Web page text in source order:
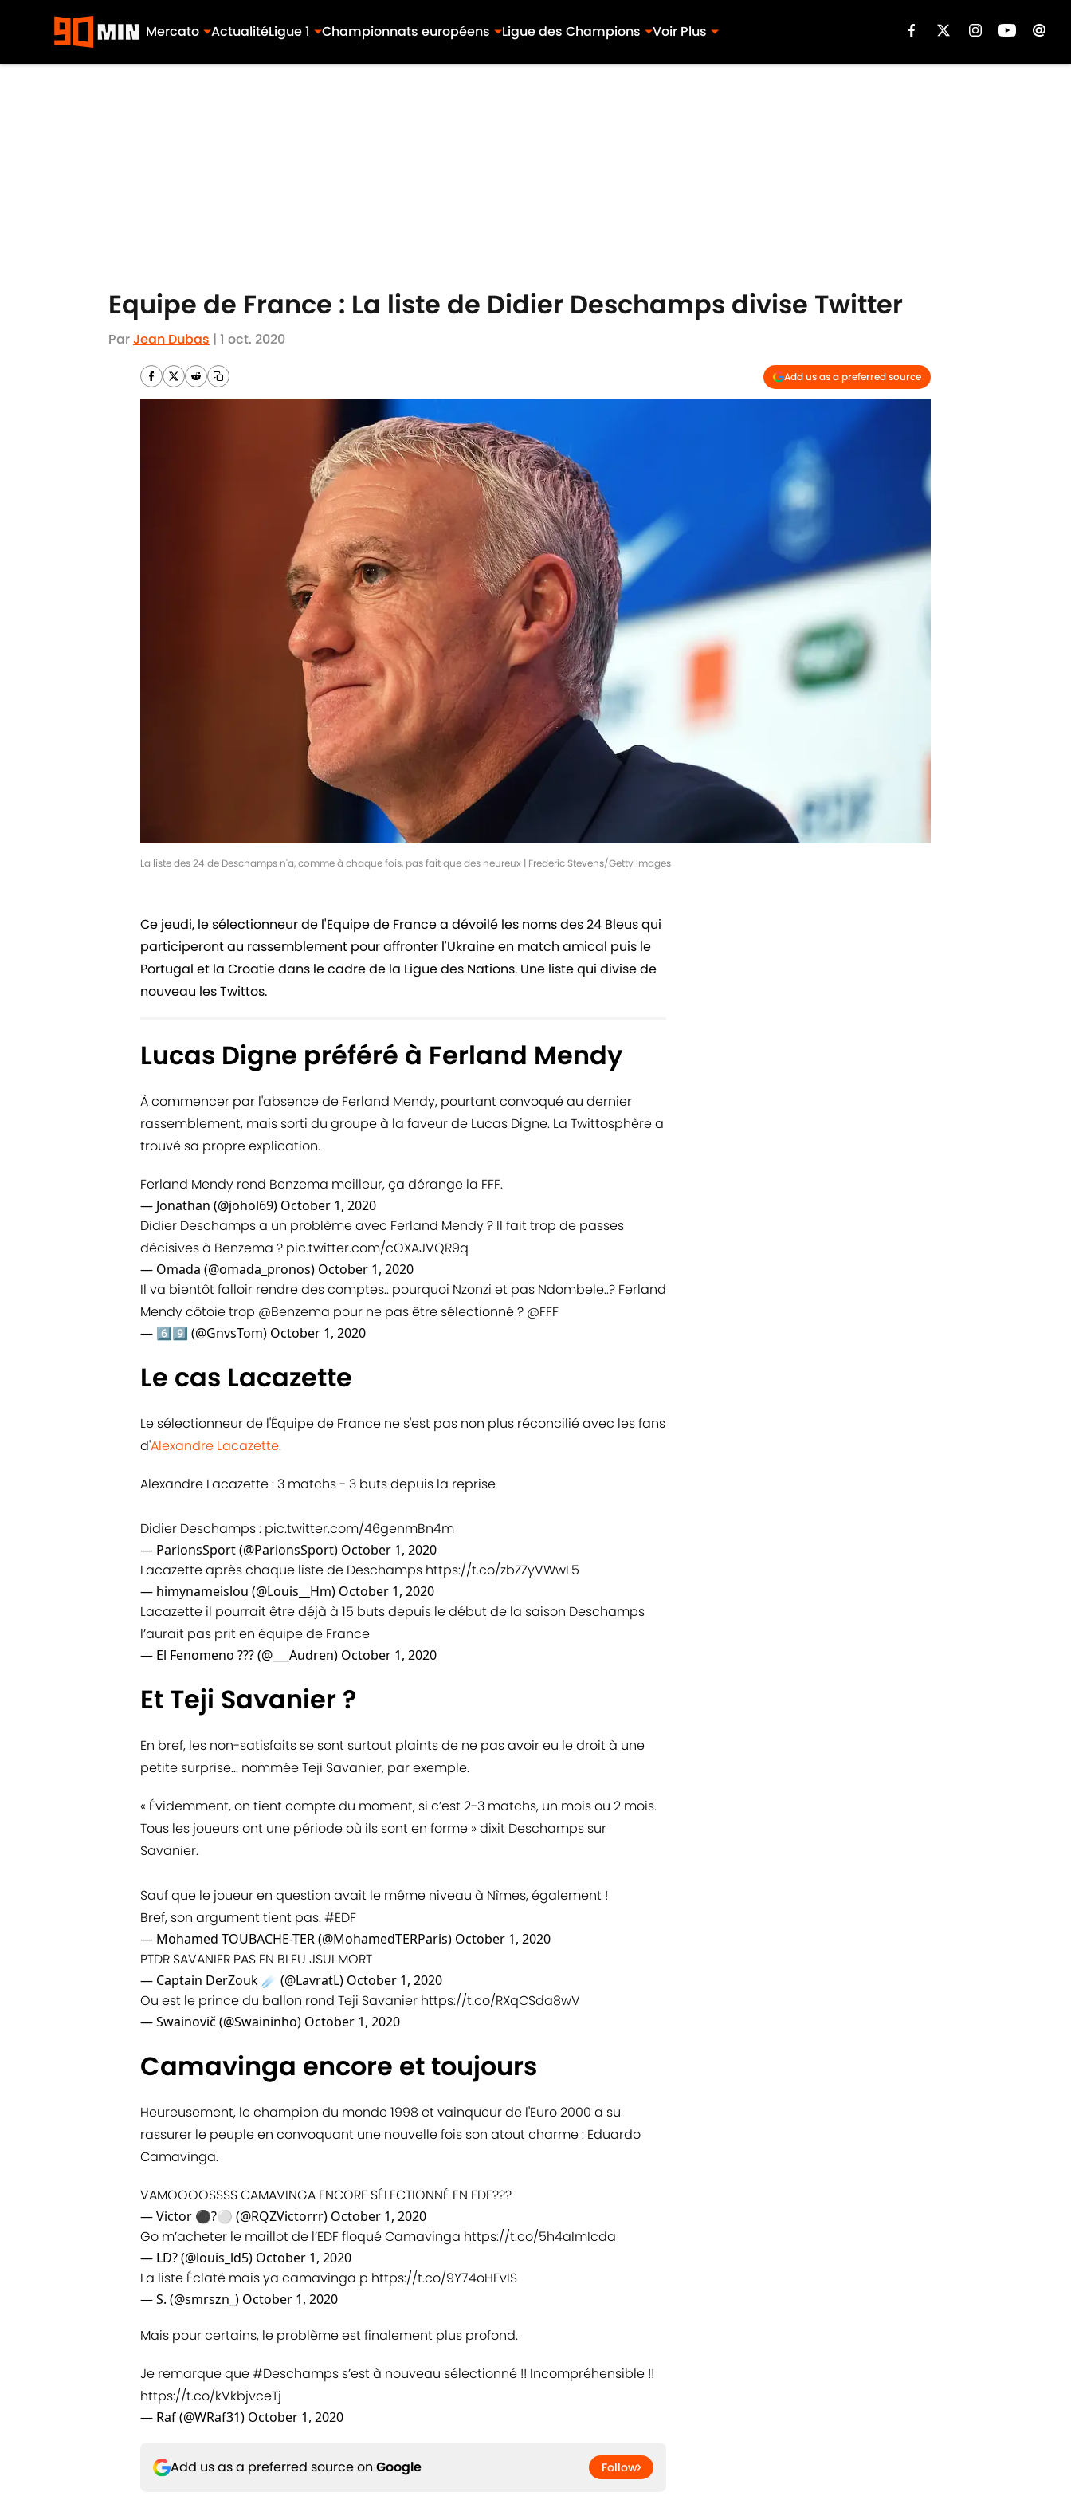
Mercato ActualitéLigue 1 Championnats européens Ligue des Champions Voir Plus
Equipe de France : La liste de Didier Deschamps divise Twitter
ParJean Dubas | 1 oct. 2020
Add us as a preferred source
La liste des 24 de Deschamps n'a, comme à chaque fois, pas fait que des heureux | Frederic Stevens/Getty Images
Ce jeudi, le sélectionneur de l'Equipe de France a dévoilé les noms des 24 Bleus qui
participeront au rassemblement pour affronter l'Ukraine en match amical puis le
Portugal et la Croatie dans le cadre de la Ligue des Nations. Une liste qui divise de
nouveau les Twittos.
Lucas Digne préféré à Ferland Mendy
À commencer par l'absence de Ferland Mendy, pourtant convoqué au dernier
rassemblement, mais sorti du groupe à la faveur de Lucas Digne. La Twittosphère a
trouvé sa propre explication.
Ferland Mendy rend Benzema meilleur, ça dérange la FFF.
— Jonathan (@johol69) October 1, 2020
Didier Deschamps a un problème avec Ferland Mendy ? Il fait trop de passes
décisives à Benzema ? pic.twitter.com/cOXAJVQR9q
— Omada (@omada_pronos) October 1, 2020
Il va bientôt falloir rendre des comptes.. pourquoi Nzonzi et pas Ndombele..? Ferland
Mendy côtoie trop @Benzema pour ne pas être sélectionné ? @FFF
— 6️⃣9️⃣ (@GnvsTom) October 1, 2020
Le cas Lacazette
Le sélectionneur de l'Équipe de France ne s'est pas non plus réconcilié avec les fans
d'Alexandre Lacazette.
Alexandre Lacazette : 3 matchs - 3 buts depuis la reprise
Didier Deschamps : pic.twitter.com/46genmBn4m
— ParionsSport (@ParionsSport) October 1, 2020
Lacazette après chaque liste de Deschamps https://t.co/zbZZyVWwL5
— himynameislou (@Louis__Hm) October 1, 2020
Lacazette il pourrait être déjà à 15 buts depuis le début de la saison Deschamps
l’aurait pas prit en équipe de France
— El Fenomeno ??? (@___Audren) October 1, 2020
Et Teji Savanier ?
En bref, les non-satisfaits se sont surtout plaints de ne pas avoir eu le droit à une
petite surprise... nommée Teji Savanier, par exemple.
« Évidemment, on tient compte du moment, si c’est 2-3 matchs, un mois ou 2 mois.
Tous les joueurs ont une période où ils sont en forme » dixit Deschamps sur
Savanier.
Sauf que le joueur en question avait le même niveau à Nîmes, également !
Bref, son argument tient pas.#EDF
— Mohamed TOUBACHE-TER (@MohamedTERParis) October 1, 2020
PTDR SAVANIER PAS EN BLEU JSUI MORT
— Captain DerZouk ☄️ (@LavratL) October 1, 2020
Ou est le prince du ballon rond Teji Savanier https://t.co/RXqCSda8wV
— Swainovič (@Swaininho) October 1, 2020
Camavinga encore et toujours
Heureusement, le champion du monde 1998 et vainqueur de l'Euro 2000 a su
rassurer le peuple en convoquant une nouvelle fois son atout charme : Eduardo
Camavinga.
VAMOOOOSSSS CAMAVINGA ENCORE SÉLECTIONNÉ EN EDF???
— Victor ⚫?⚪ (@RQZVictorrr) October 1, 2020
Go m’acheter le maillot de l’EDF floqué Camavinga https://t.co/5h4aImIcda
— LD? (@louis_ld5) October 1, 2020
La liste Éclaté mais ya camavinga p https://t.co/9Y74oHFvIS
— S. (@smrszn_) October 1, 2020
Mais pour certains, le problème est finalement plus profond.
Je remarque que#Deschamps s’est à nouveau sélectionné !! Incompréhensible !!
https://t.co/kVkbjvceTj
— Raf (@WRaf31) October 1, 2020
Add us as a preferred source on Google Follow